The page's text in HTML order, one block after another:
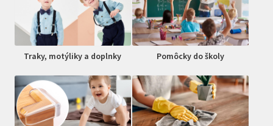
Traky, motýliky a doplnky Pomôcky do školy